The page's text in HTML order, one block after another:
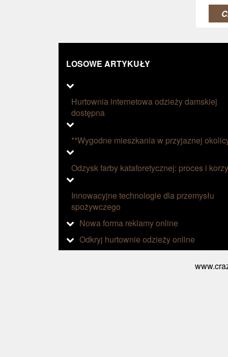
LOSOWE ARTYKUŁY
Hurtownia internetowa odzieży damskiej
dostępna
**Wygodne mieszkania w przyjaznej
Odzysk farby kataforetycznej: proces i
Innowacyjne technologie dla przemysłu
spożywczego
Nowa forma reklamy online
Odkryj hurtownie odzieży online